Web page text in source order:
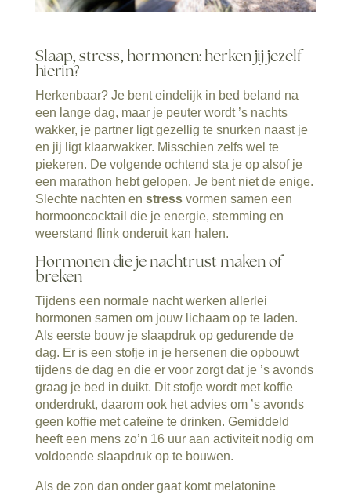
Slaap, stress, hormonen: herken jij jezelf
hierin?
Herkenbaar? Je bent eindelijk in bed beland na
een lange dag, maar je peuter wordt ’s nachts
wakker, je partner ligt gezellig te snurken naast je
en jij ligt klaarwakker. Misschien zelfs wel te
piekeren. De volgende ochtend sta je op alsof je
een marathon hebt gelopen. Je bent niet de enige.
Slechte nachten en stress vormen samen een
hormooncocktail die je energie, stemming en
weerstand flink onderuit kan halen.
Hormonen die je nachtrust maken of
breken
Tijdens een normale nacht werken allerlei
hormonen samen om jouw lichaam op te laden.
Als eerste bouw je slaapdruk op gedurende de
dag. Er is een stofje in je hersenen die opbouwt
tijdens de dag en die er voor zorgt dat je ’s avonds
graag je bed in duikt. Dit stofje wordt met koffie
onderdrukt, daarom ook het advies om ’s avonds
geen koffie met cafeïne te drinken. Gemiddeld
heeft een mens zo’n 16 uur aan activiteit nodig om
voldoende slaapdruk op te bouwen.
Als de zon dan onder gaat komt melatonine